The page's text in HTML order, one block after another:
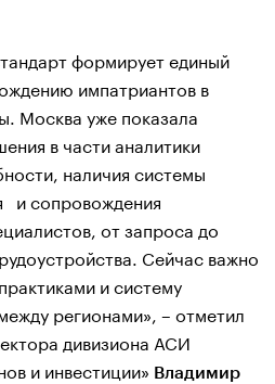
формирует единый
импатриантов в
Москва уже показала
в части аналитики
наличия системы
и сопровождения
от запроса до
Сейчас важно
и систему
регионами», – отметил
дивизиона АСИ
и инвестиции» Владимир